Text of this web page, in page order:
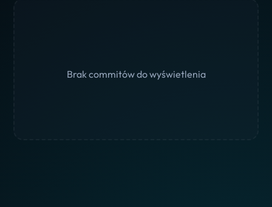
Brak commitów do wyświetlenia